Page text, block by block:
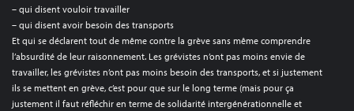
– qui disent vouloir travailler
– qui disent avoir besoin des transports
Et qui se déclarent tout de même contre la grève sans même comprendre
l’absurdité de leur raisonnement. Les grévistes n’ont pas moins envie de
travailler, les grévistes n’ont pas moins besoin des transports, et si justement
ils se mettent en grève, c’est pour que sur le long terme (mais pour ça
justement il faut réfléchir en terme de solidarité intergénérationnelle et